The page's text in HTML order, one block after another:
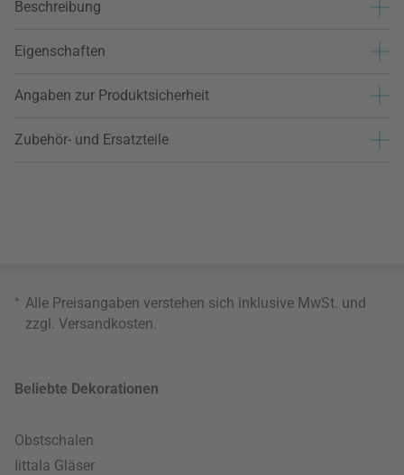
Beschreibung
Eigenschaften
Angaben zur Produktsicherheit
Zubehör- und Ersatzteile
* Alle Preisangaben verstehen sich inklusive MwSt. und
zzgl. Versandkosten
Beliebte Dekorationen
Obstschalen
Iittala Gläser